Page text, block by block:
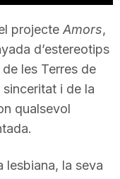
projecte Amors,
d’estereotips
les Terres de
sinceritat i de la
qualsevol
lesbiana, la seva